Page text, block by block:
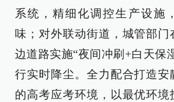
系统，精细化调控生产设施
味；对外联动街道，城管部门
边道路实施“夜间冲刷+白天保
行实时降尘。全力配合打造安
的高考应考环境，以最优环境